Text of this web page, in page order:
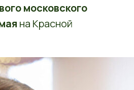
московского
на Красной